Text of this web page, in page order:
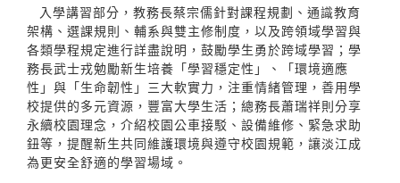
入學講習部分，教務長蔡宗儒針對課程規劃、通識教育
架構、選課規則、輔系與雙主修制度，以及跨領域學習與
各類學程規定進行詳盡說明，鼓勵學生勇於跨域學習；學
務長武士戎勉勵新生培養「學習穩定性」、「環境適應
性」與「生命韌性」三大軟實力，注重情緒管理，善用學
校提供的多元資源，豐富大學生活；總務長蕭瑞祥則分享
永續校園理念，介紹校園公車接駁、設備維修、緊急求助
鈕等，提醒新生共同維護環境與遵守校園規範，讓淡江成
為更安全舒適的學習場域。